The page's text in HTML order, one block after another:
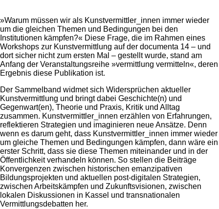
»Warum müssen wir als Kunstvermittler_innen immer wieder
um die gleichen Themen und Bedingungen bei den
Institutionen kämpfen?« Diese Frage, die im Rahmen eines
Workshops zur Kunstvermittlung auf der documenta 14 – und
dort sicher nicht zum ersten Mal – gestellt wurde, stand am
Anfang der Veranstaltungsreihe »vermittlung vermitteln«, deren
Ergebnis diese Publikation ist.
Der Sammelband widmet sich Widersprüchen aktueller
Kunstvermittlung und bringt dabei Geschichte(n) und
Gegenwart(en), Theorie und Praxis, Kritik und Alltag
zusammen. Kunstvermittler_innen erzählen von Erfahrungen,
reflektieren Strategien und imaginieren neue Ansätze. Denn
wenn es darum geht, dass Kunstvermittler_innen immer wieder
um gleiche Themen und Bedingungen kämpfen, dann wäre ein
erster Schritt, dass sie diese Themen miteinander und in der
Öffentlichkeit verhandeln können. So stellen die Beiträge
Konvergenzen zwischen historischen emanzipativen
Bildungsprojekten und aktuellen post-digitalen Strategien,
zwischen Arbeitskämpfen und Zukunftsvisionen, zwischen
lokalen Diskussionen in Kassel und transnationalen
Vermittlungsdebatten her.